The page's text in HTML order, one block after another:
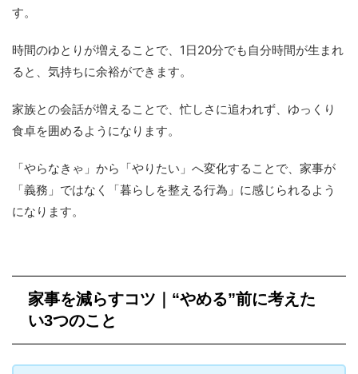
す。
時間のゆとりが増えることで、1日20分でも自分時間が生まれ
ると、気持ちに余裕ができます。
家族との会話が増えることで、忙しさに追われず、ゆっくり
食卓を囲めるようになります。
「やらなきゃ」から「やりたい」へ変化することで、家事が
「義務」ではなく「暮らしを整える行為」に感じられるよう
になります。
家事を減らすコツ｜“やめる”前に考えた
い3つのこと